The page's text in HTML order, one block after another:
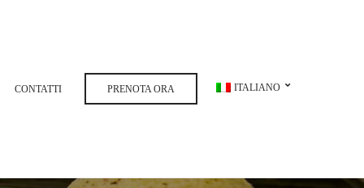
CONTATTI PRENOTA ORA ITALIANO